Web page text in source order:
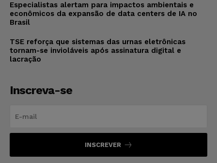
Especialistas alertam para impactos ambientais e
econômicos da expansão de data centers de IA no
Brasil
TSE reforça que sistemas das urnas eletrônicas
tornam-se invioláveis após assinatura digital e
lacração
Inscreva-se
INSCREVER